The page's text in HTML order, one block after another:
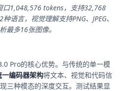
口1,048,576 tokens，支持32,768
语言，视觉理解支持PNG、JPEG、
最多16张图像。
Pro的核心优势。与传统的单一模
一编码器架构将文本、视觉和代码信
三种模态的深度交互。测试结果显